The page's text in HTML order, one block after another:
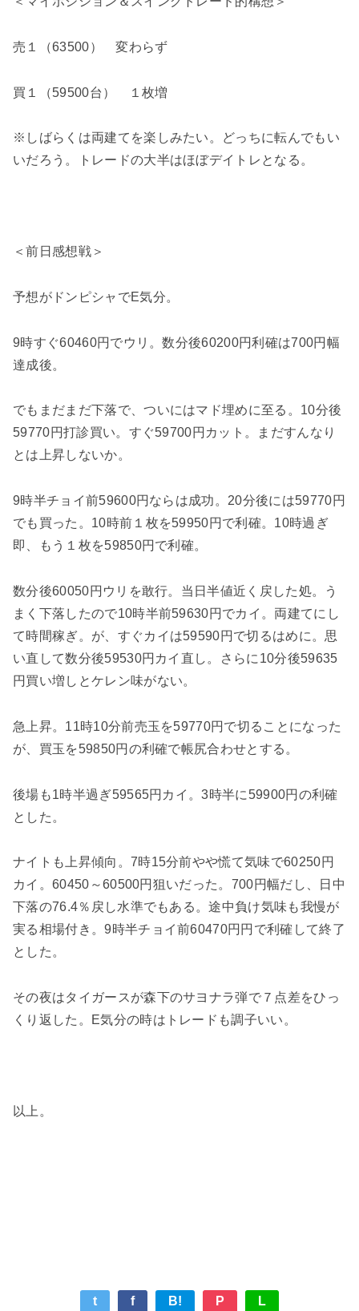
売１（63500） 変わらず
買１（59500台） １枚増
※しばらくは両建てを楽しみたい。どっちに転んでもい
いだろう。トレードの大半はほぼデイトレとなる。
＜前日感想戦＞
予想がドンピシャでE気分。
9時すぐ60460円でウリ。数分後60200円利確は700円幅
達成後。
でもまだまだ下落で、ついにはマド埋めに至る。10分後
59770円打診買い。すぐ59700円カット。まだすんなり
とは上昇しないか。
9時半チョイ前59600円ならは成功。20分後には59770円
でも買った。10時前１枚を59950円で利確。10時過ぎ
即、もう１枚を59850円で利確。
数分後60050円ウリを敢行。当日半値近く戻した処。う
まく下落したので10時半前59630円でカイ。両建てにし
て時間稼ぎ。が、すぐカイは59590円で切るはめに。思
い直して数分後59530円カイ直し。さらに10分後59635
円買い増しとケレン味がない。
急上昇。11時10分前売玉を59770円で切ることになった
が、買玉を59850円の利確で帳尻合わせとする。
後場も1時半過ぎ59565円カイ。3時半に59900円の利確
とした。
ナイトも上昇傾向。7時15分前やや慌て気味で60250円
カイ。60450～60500円狙いだった。700円幅だし、日中
下落の76.4％戻し水準でもある。途中負け気味も我慢が
実る相場付き。9時半チョイ前60470円円で利確して終了
とした。
その夜はタイガースが森下のサヨナラ弾で７点差をひっ
くり返した。E気分の時はトレードも調子いい。
以上。
t f B! P L